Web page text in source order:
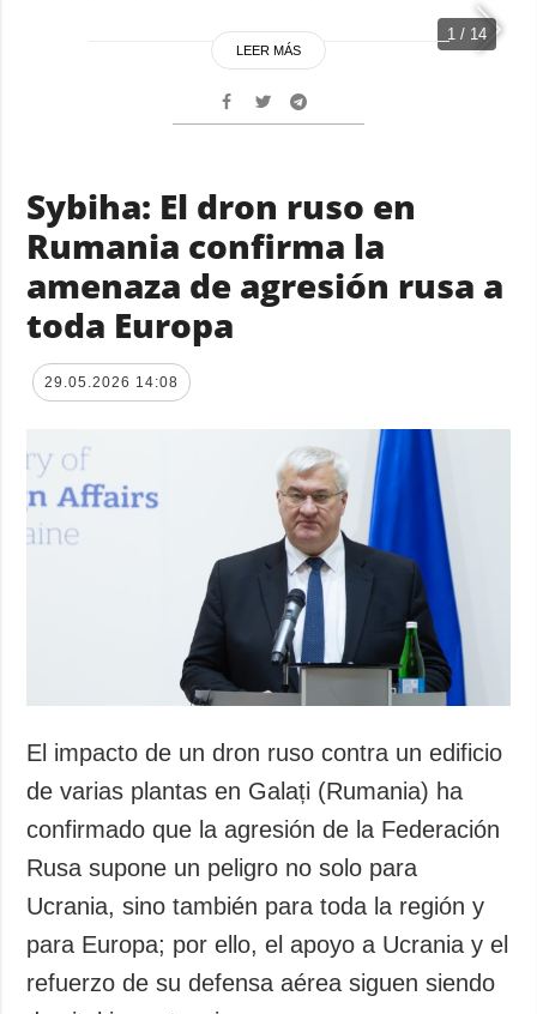
1 / 14
LEER MÁS
Sybiha: El dron ruso en
Rumania confirma la
amenaza de agresión rusa a
toda Europa
29.05.2026 14:08
El impacto de un dron ruso contra un edificio
de varias plantas en Galați (Rumania) ha
confirmado que la agresión de la Federación
Rusa supone un peligro no solo para
Ucrania, sino también para toda la región y
para Europa; por ello, el apoyo a Ucrania y el
refuerzo de su defensa aérea siguen siendo